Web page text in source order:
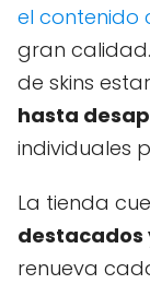
el contenido
gran
de skins
hasta
individuales
La tienda
destacados
renueva